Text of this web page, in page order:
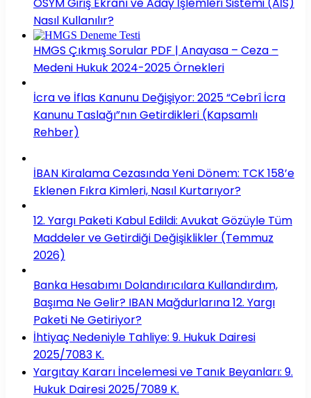
Nasıl Kullanılır?
HMGS Çıkmış Sorular PDF | Anayasa – Ceza –
Medeni Hukuk 2024-2025 Örnekleri
İcra ve İflas Kanunu Değişiyor: 2025 “Cebrî İcra
Kanunu Taslağı”nın Getirdikleri (Kapsamlı
Rehber)
İBAN Kiralama Cezasında Yeni Dönem: TCK 158’e
Eklenen Fıkra Kimleri, Nasıl Kurtarıyor?
12. Yargı Paketi Kabul Edildi: Avukat Gözüyle Tüm
Maddeler ve Getirdiği Değişiklikler (Temmuz
2026)
Banka Hesabımı Dolandırıcılara Kullandırdım,
Başıma Ne Gelir? IBAN Mağdurlarına 12. Yargı
Paketi Ne Getiriyor?
İhtiyaç Nedeniyle Tahliye: 9. Hukuk Dairesi
2025/7083 K.
Yargıtay Kararı İncelemesi ve Tanık Beyanları: 9.
Hukuk Dairesi 2025/7089 K.